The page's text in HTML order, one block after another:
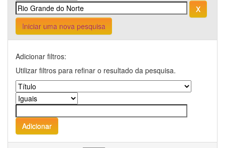
Iniciar uma nova pesquisa
Adicionar filtros:
Utilizar filtros para refinar o resultado da pesquisa.